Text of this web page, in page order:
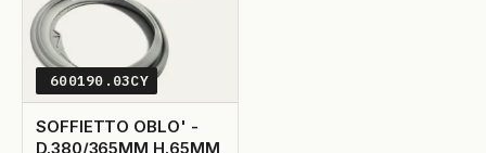
600190.03CY
SOFFIETTO OBLO' -
D.380/365MM H.65MM